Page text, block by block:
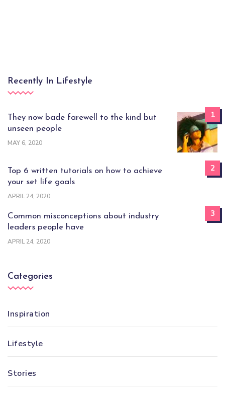
Recently In Lifestyle
1
They now bade farewell to the kind but
unseen people
MAY 6, 2020
2
Top 6 written tutorials on how to achieve
your set life goals
APRIL 24, 2020
3
Common misconceptions about industry
leaders people have
APRIL 24, 2020
Categories
Inspiration
Lifestyle
Stories